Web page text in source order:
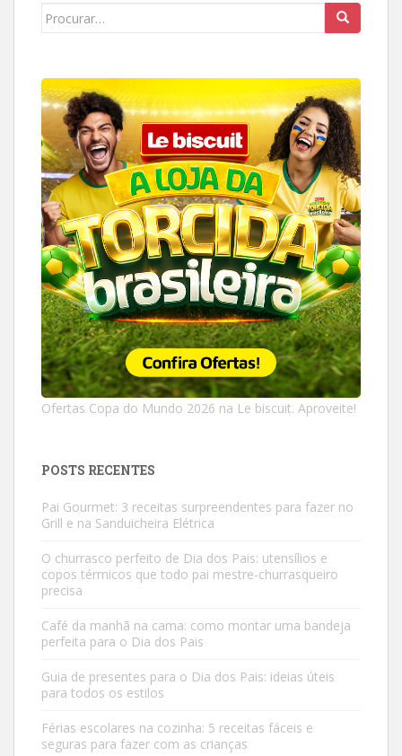
Search
Ofertas Copa do Mundo 2026 na Le biscuit. Aproveite!
POSTS RECENTES
Pai Gourmet: 3 receitas surpreendentes para fazer no
Grill e na Sanduicheira Elétrica
O churrasco perfeito de Dia dos Pais: utensílios e
copos térmicos que todo pai mestre-churrasqueiro
precisa
Café da manhã na cama: como montar uma bandeja
perfeita para o Dia dos Pais
Guia de presentes para o Dia dos Pais: ideias úteis
para todos os estilos
Férias escolares na cozinha: 5 receitas fáceis e
seguras para fazer com as crianças